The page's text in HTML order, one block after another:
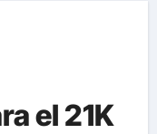
el 21K